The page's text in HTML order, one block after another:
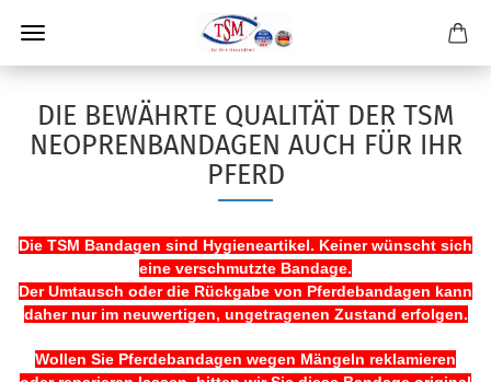
DIE BEWÄHRTE QUALITÄT DER TSM
NEOPRENBANDAGEN AUCH FÜR IHR
PFERD
Die TSM Bandagen sind Hygieneartikel. Keiner wünscht sich
eine verschmutzte Bandage.
Der Umtausch oder die Rückgabe von Pferdebandagen kann
daher nur im neuwertigen, ungetragenen Zustand erfolgen.
Wollen Sie Pferdebandagen wegen Mängeln reklamieren